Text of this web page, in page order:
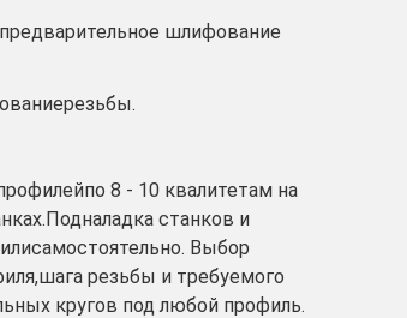
шлифование
8 - 10 квалитетам на
станков и
Выбор
резьбы и требуемого
кругов под любой профиль.